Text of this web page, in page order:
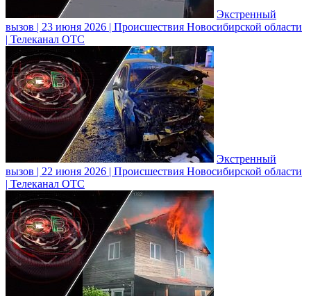
Экстренный
вызов | 23 июня 2026 | Происшествия Новосибирской области
| Телеканал ОТС
Экстренный
вызов | 22 июня 2026 | Происшествия Новосибирской области
| Телеканал ОТС